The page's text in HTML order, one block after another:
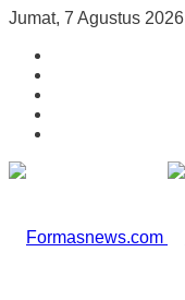
Jumat, 7 Agustus 2026